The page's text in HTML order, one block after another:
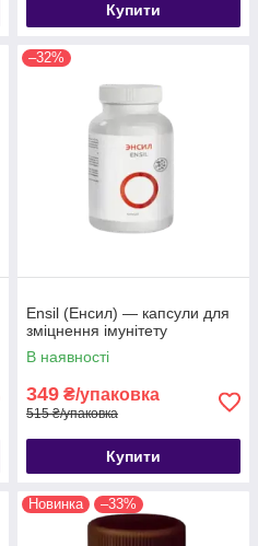
Купити
–32%
Ensil (Енсил) — капсули для
зміцнення імунітету
В наявності
349 ₴/упаковка
515 ₴/упаковка
Купити
Новинка –33%